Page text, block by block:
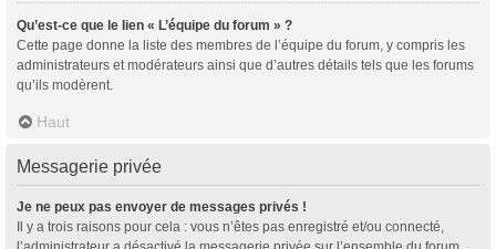
Qu’est-ce que le lien « L’équipe du forum » ?
Cette page donne la liste des membres de l’équipe du forum, y compris les
administrateurs et modérateurs ainsi que d’autres détails tels que les forums
qu’ils modèrent.
Haut
Messagerie privée
Je ne peux pas envoyer de messages privés !
Il y a trois raisons pour cela : vous n’êtes pas enregistré et/ou connecté,